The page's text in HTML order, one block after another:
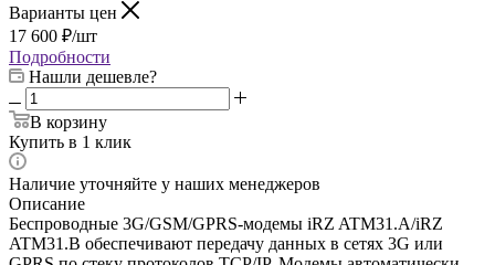
Варианты цен
17 600 ₽/шт
Подробности
Нашли дешевле?
В корзину
Купить в 1 клик
Наличие уточняйте у наших менеджеров
Описание
Беспроводные 3G/GSM/GPRS-модемы iRZ ATM31.А/iRZ
ATM31.B обеспечивают передачу данных в сетях 3G или